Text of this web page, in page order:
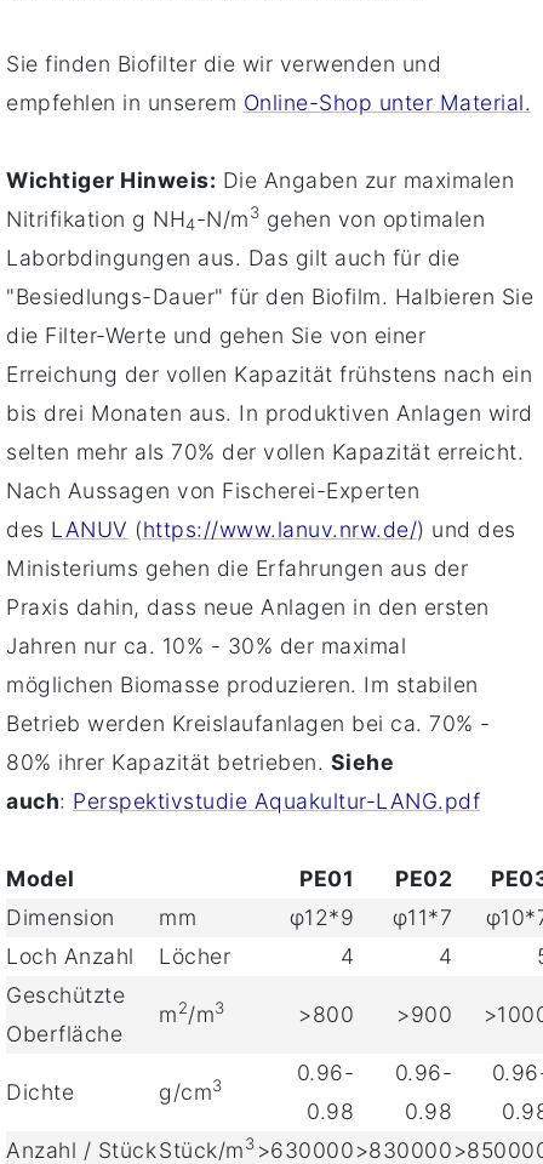
Sie finden Biofilter die wir verwenden und
empfehlen in unserem Online-Shop unter Material.
Wichtiger Hinweis: Die Angaben zur maximalen
Nitrifikation g NH4-N/m3 gehen von optimalen
Laborbdingungen aus. Das gilt auch für die
"Besiedlungs-Dauer" für den Biofilm. Halbieren Sie
die Filter-Werte und gehen Sie von einer
Erreichung der vollen Kapazität frühstens nach ein
bis drei Monaten aus. In produktiven Anlagen wird
selten mehr als 70% der vollen Kapazität erreicht.
Nach Aussagen von Fischerei-Experten
des LANUV (https://www.lanuv.nrw.de/) und des
Ministeriums gehen die Erfahrungen aus der
Praxis dahin, dass neue Anlagen in den ersten
Jahren nur ca. 10% - 30% der maximal
möglichen Biomasse produzieren. Im stabilen
Betrieb werden Kreislaufanlagen bei ca. 70% -
80% ihrer Kapazität betrieben. Siehe
auch: Perspektivstudie Aquakultur-LANG.pdf
Model PE01 PE02
Dimension
mm φ12*9 φ11*7
Loch Anzahl
Löcher 4 4
Geschützte
Oberfläche
m2/m3 >800 >900
Dichte g/cm3
0.96-
0.98
0.96-
0.98
Anzahl / StückStück/m3 >630000>830000